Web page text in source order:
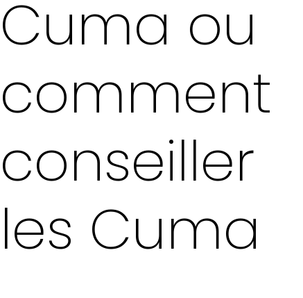
Cuma ou
comment
conseiller
les Cuma